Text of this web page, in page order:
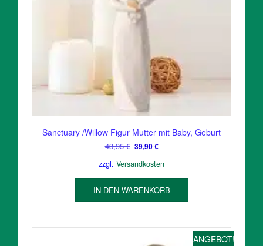
Sanctuary /Willow Figur Mutter mit Baby, Geburt
43,95€ Ursprünglicher
war:
43,95 €
39,90€Aktueller
ist:
39,90 €.
zzgl. Versandkosten
IN DEN WARENKORB
ANGEBOT!